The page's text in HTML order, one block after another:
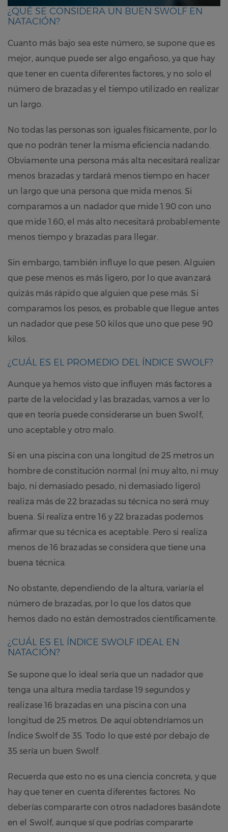
¿QUÉ SE CONSIDERA UN BUEN SWOLF EN
NATACIÓN?
Cuanto más bajo sea este número, se supone que es
mejor, aunque puede ser algo engañoso, ya que hay
que tener en cuenta diferentes factores, y no solo el
número de brazadas y el tiempo utilizado en realizar
un largo.
No todas las personas son iguales físicamente, por lo
que no podrán tener la misma eficiencia nadando.
Obviamente una persona más alta necesitará realizar
menos brazadas y tardará menos tiempo en hacer
un largo que una persona que mida menos. Si
comparamos a un nadador que mide 1.90 con uno
que mide 1.60, el más alto necesitará probablemente
menos tiempo y brazadas para llegar.
Sin embargo, también influye lo que pesen. Alguien
que pese menos es más ligero, por lo que avanzará
quizás más rápido que alguien que pese más. Si
comparamos los pesos, es probable que llegue antes
un nadador que pese 50 kilos que uno que pese 90
kilos.
¿CUÁL ES EL PROMEDIO DEL ÍNDICE SWOLF?
Aunque ya hemos visto que influyen más factores a
parte de la velocidad y las brazadas, vamos a ver lo
que en teoría puede considerarse un buen Swolf,
uno aceptable y otro malo.
Si en una piscina con una longitud de 25 metros un
hombre de constitución normal (ni muy alto, ni muy
bajo, ni demasiado pesado, ni demasiado ligero)
realiza más de 22 brazadas su técnica no será muy
buena. Si realiza entre 16 y 22 brazadas podemos
afirmar que su técnica es aceptable. Pero si realiza
menos de 16 brazadas se considera que tiene una
buena técnica.
No obstante, dependiendo de la altura, variaría el
número de brazadas, por lo que los datos que
hemos dado no están demostrados científicamente.
¿CUÁL ES EL ÍNDICE SWOLF IDEAL EN
NATACIÓN?
Se supone que lo ideal sería que un nadador que
tenga una altura media tardase 19 segundos y
realizase 16 brazadas en una piscina con una
longitud de 25 metros. De aquí obtendríamos un
Índice Swolf de 35. Todo lo que esté por debajo de
35 sería un buen Swolf.
Recuerda que esto no es una ciencia concreta, y que
hay que tener en cuenta diferentes factores. No
deberías compararte con otros nadadores basándote
en el Swolf, aunque sí que podrías compararte